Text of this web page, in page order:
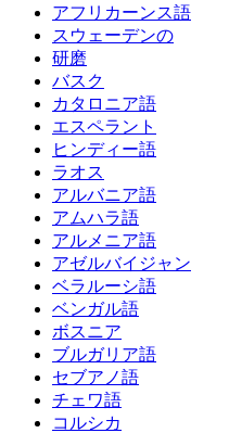
アフリカーンス語
スウェーデンの
研磨
バスク
カタロニア語
エスペラント
ヒンディー語
ラオス
アルバニア語
アムハラ語
アルメニア語
アゼルバイジャン
ベラルーシ語
ベンガル語
ボスニア
ブルガリア語
セブアノ語
チェワ語
コルシカ